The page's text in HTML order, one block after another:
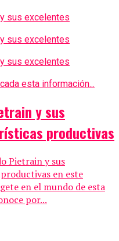
esta información...
y sus
productivas
Pietrain y sus
en este
en el mundo de esta
por...